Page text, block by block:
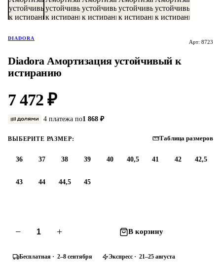
DIADORA
Арт: 8723
Diadora Амортизация устойчивый к
истиранию
7 472 ₽
4 платежа по1 868 ₽
ВЫБЕРИТЕ РАЗМЕР: Таблица размеров
36 37 38 39 40 40,5 41 42 42,5
43 44 44,5 45
− + В корзину
Бесплатная · 2–8 сентября
Экспресс · 21–25 августа